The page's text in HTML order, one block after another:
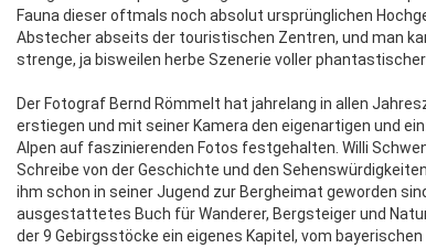
Fauna dieser oftmals noch absolut ursprünglichen
Abstecher abseits der touristischen Zentren, und man
strenge, ja bisweilen herbe Szenerie voller
Der Fotograf Bernd Römmelt hat jahrelang in allen
erstiegen und mit seiner Kamera den eigenartigen und
Alpen auf faszinierenden Fotos festgehalten. Willi
Schreibe von der Geschichte und den
ihm schon in seiner Jugend zur Bergheimat geworden
ausgestattetes Buch für Wanderer, Bergsteiger und
der 9 Gebirgsstöcke ein eigenes Kapitel, vom